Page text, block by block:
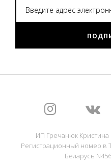
ИП Гречанюк Кристина
Регистрационный номер в
Беларусь